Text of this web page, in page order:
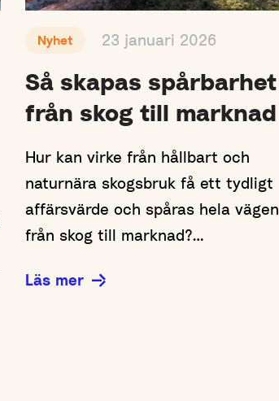
Nyhet 23 januari 2026
Så skapas spårbarhet
från skog till marknad
Hur kan virke från hållbart och
naturnära skogsbruk få ett tydligt
affärsvärde och spåras hela vägen
från skog till marknad?…
Läs mer